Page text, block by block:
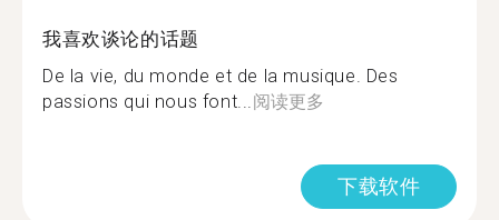
我喜欢谈论的话题
De la vie, du monde et de la musique. Des
passions qui nous font... 阅读更多
下载软件